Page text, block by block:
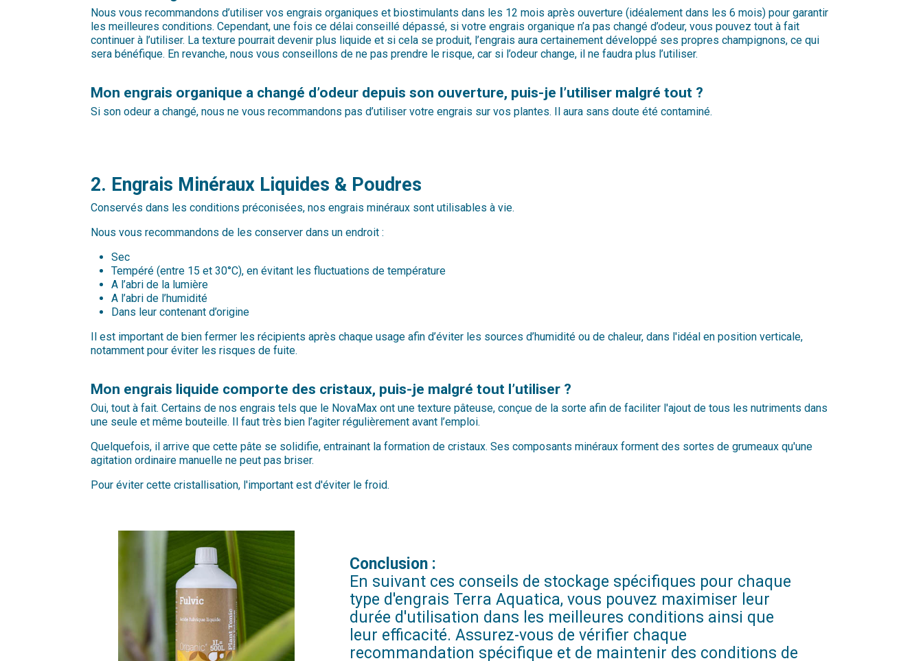
Nous vous recommandons d’utiliser vos engrais organiques et biostimulants dans les 12 mois après ouverture (idéalement dans les 6 mois) pour garantir
les meilleures conditions. Cependant, une fois ce délai conseillé dépassé, si votre engrais organique n’a pas changé d’odeur, vous pouvez tout à fait
continuer à l’utiliser. La texture pourrait devenir plus liquide et si cela se produit, l’engrais aura certainement développé ses propres champignons, ce qui
sera bénéfique. En revanche, nous vous conseillons de ne pas prendre le risque, car si l’odeur change, il ne faudra plus l’utiliser.
Mon engrais organique a changé d’odeur depuis son ouverture, puis-je l’utiliser malgré tout ?
Si son odeur a changé, nous ne vous recommandons pas d’utiliser votre engrais sur vos plantes. Il aura sans doute été contaminé.
2. Engrais Minéraux Liquides & Poudres
Conservés dans les conditions préconisées, nos engrais minéraux sont utilisables à vie.
Nous vous recommandons de les conserver dans un endroit :
Sec
Tempéré (entre 15 et 30°C), en évitant les fluctuations de température
A l’abri de la lumière
A l’abri de l’humidité
Dans leur contenant d’origine
Il est important de bien fermer les récipients après chaque usage afin d’éviter les sources d’humidité ou de chaleur, dans l'idéal en position verticale,
notamment pour éviter les risques de fuite.
Mon engrais liquide comporte des cristaux, puis-je malgré tout l’utiliser ?
Oui, tout à fait. Certains de nos engrais tels que le NovaMax ont une texture pâteuse, conçue de la sorte afin de faciliter l'ajout de tous les nutriments dans
une seule et même bouteille. Il faut très bien l’agiter régulièrement avant l’emploi.
Quelquefois, il arrive que cette pâte se solidifie, entrainant la formation de cristaux. Ses composants minéraux forment des sortes de grumeaux qu'une
agitation ordinaire manuelle ne peut pas briser.
Pour éviter cette cristallisation, l'important est d'éviter le froid.
Conclusion :
En suivant ces conseils de stockage spécifiques pour chaque
type d'engrais Terra Aquatica, vous pouvez maximiser leur
durée d'utilisation dans les meilleures conditions ainsi que
leur efficacité. Assurez-vous de vérifier chaque
recommandation spécifique et de maintenir des conditions de